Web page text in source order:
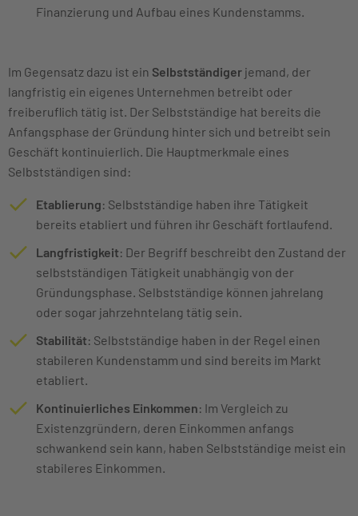
Finanzierung und Aufbau eines Kundenstamms.
Im Gegensatz dazu ist ein Selbstständiger jemand, der
langfristig ein eigenes Unternehmen betreibt oder
freiberuflich tätig ist. Der Selbstständige hat bereits die
Anfangsphase der Gründung hinter sich und betreibt sein
Geschäft kontinuierlich. Die Hauptmerkmale eines
Selbstständigen sind:
Etablierung: Selbstständige haben ihre Tätigkeit
bereits etabliert und führen ihr Geschäft fortlaufend.
Langfristigkeit: Der Begriff beschreibt den Zustand der
selbstständigen Tätigkeit unabhängig von der
Gründungsphase. Selbstständige können jahrelang
oder sogar jahrzehntelang tätig sein.
Stabilität: Selbstständige haben in der Regel einen
stabileren Kundenstamm und sind bereits im Markt
etabliert.
Kontinuierliches Einkommen: Im Vergleich zu
Existenzgründern, deren Einkommen anfangs
schwankend sein kann, haben Selbstständige meist ein
stabileres Einkommen.